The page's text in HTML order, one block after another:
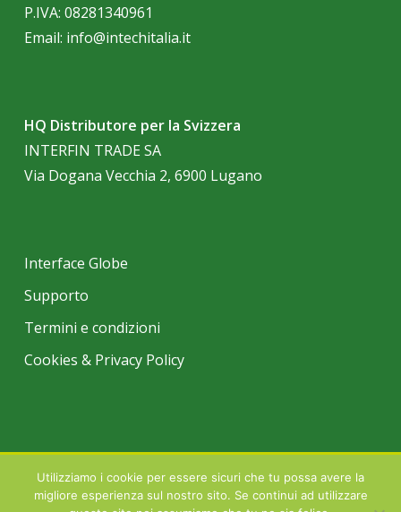
P.IVA: 08281340961
Email: info@intechitalia.it
HQ Distributore per la Svizzera
INTERFIN TRADE SA
Via Dogana Vecchia 2, 6900 Lugano
Interface Globe
Supporto
Termini e condizioni
Cookies & Privacy Policy
© 2026 INTERFIN TRADE SA LUGANO | Tutti i marchi registrati citati
all'interno di questo sito sono proprietà degli aventi diritto.
Utilizziamo i cookie per essere sicuri che tu possa avere la
migliore esperienza sul nostro sito. Se continui ad utilizzare